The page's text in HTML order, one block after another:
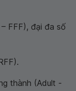
FFF), đại đa số
thành (Adult -